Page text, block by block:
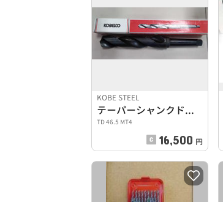
KOBE STEEL
テーパーシャンクドリル刃
TD 46.5 MT4
16,500 円